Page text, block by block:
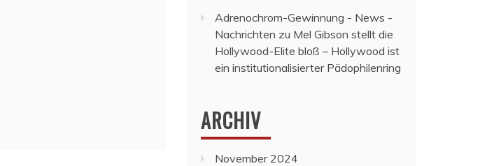
Adrenochrom-Gewinnung - News -
Nachrichten zu Mel Gibson stellt die
Hollywood-Elite bloß – Hollywood ist
ein institutionalisierter Pädophilenring
ARCHIV
November 2024